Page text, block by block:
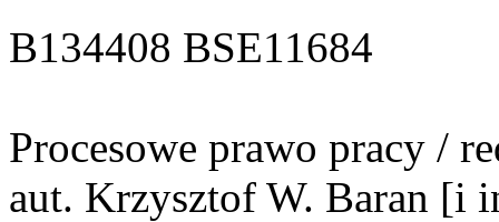
B134408 BSE11684
Procesowe prawo pracy /
aut. Krzysztof W. Baran [i